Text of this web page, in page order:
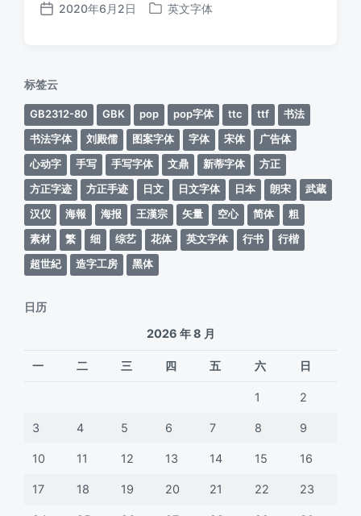
发
2020年6月2日
发
英文字体
标签云
GB2312-80 GBK pop pop字体 ttc ttf
书法
书法字体
刘殿儒 图案字体 字体 宋体
广告体
心动字
手写 手写字体 文鼎 新蒂字体
方正
方正字迹
方正手迹 日文 日文字体 日本 朗宋
武蔵
汉仪
海報 海报 王漢宗 矢量 空心 简体
粗
素材
繁 细 综艺 花体 英文字体 行书
行楷
超世紀
造字工房 黑体
日历
2026 年 8 月
一 二 三 四 五 六 日
1 2
3 4 5 6 7 8 9
10 11 12 13 14 15 16
17 18 19 20 21 22 23